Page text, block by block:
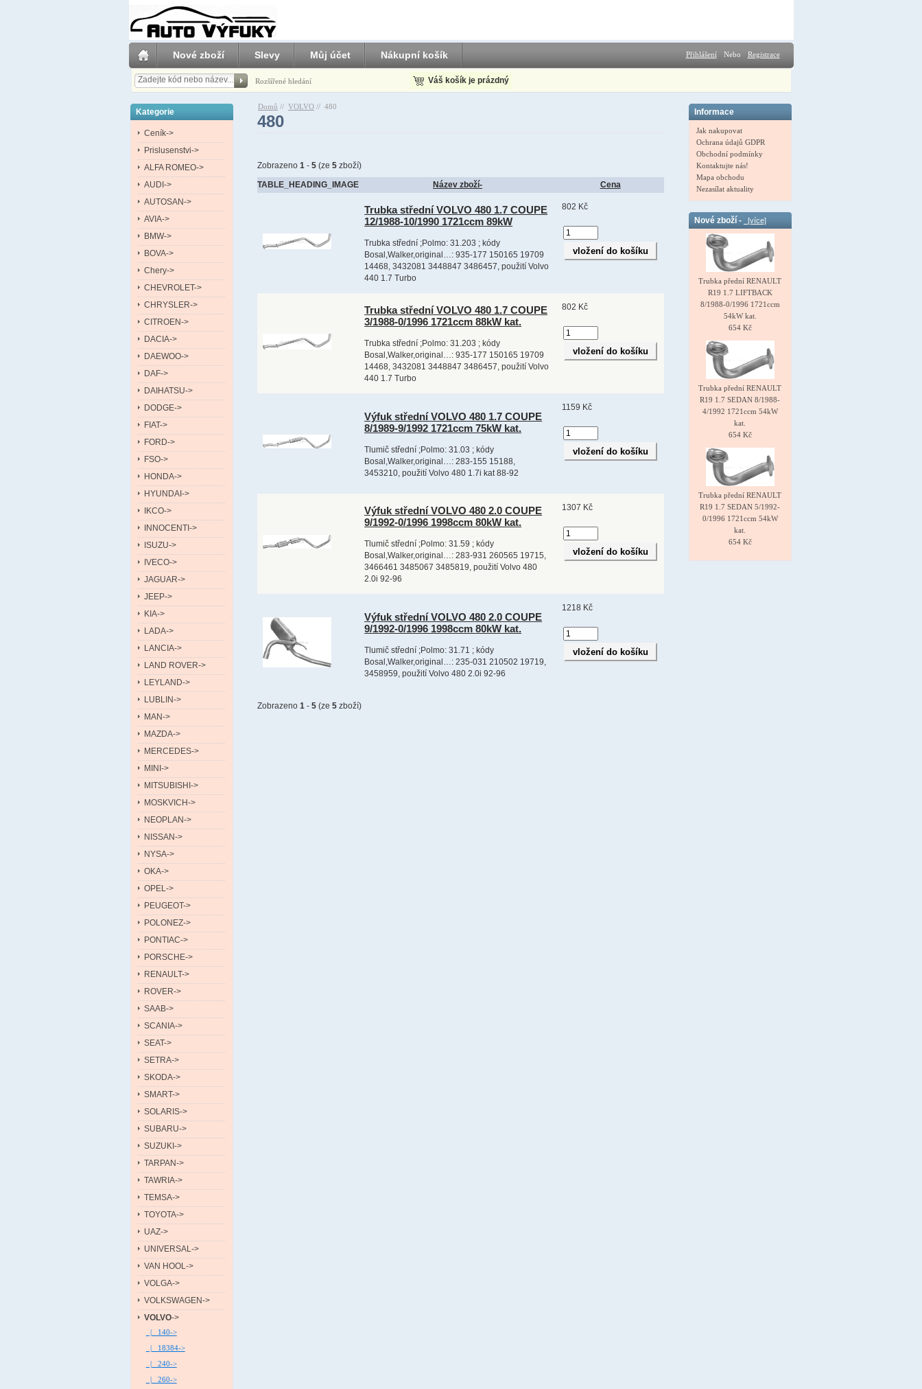
Nové zboží Slevy Můj účet Nákupní košík Přihlášení Nebo Registrace
Rozšířené hledání Váš košík je prázdný
Kategorie
Ceník->
Prislusenstvi->
ALFA ROMEO->
AUDI->
AUTOSAN->
AVIA->
BMW->
BOVA->
Chery->
CHEVROLET->
CHRYSLER->
CITROEN->
DACIA->
DAEWOO->
DAF->
DAIHATSU->
DODGE->
FIAT->
FORD->
FSO->
HONDA->
HYUNDAI->
IKCO->
INNOCENTI->
ISUZU->
IVECO->
JAGUAR->
JEEP->
KIA->
LADA->
LANCIA->
LAND ROVER->
LEYLAND->
LUBLIN->
MAN->
MAZDA->
MERCEDES->
MINI->
MITSUBISHI->
MOSKVICH->
NEOPLAN->
NISSAN->
NYSA->
OKA->
OPEL->
PEUGEOT->
POLONEZ->
PONTIAC->
PORSCHE->
RENAULT->
ROVER->
SAAB->
SCANIA->
SEAT->
SETRA->
SKODA->
SMART->
SOLARIS->
SUBARU->
SUZUKI->
TARPAN->
TAWRIA->
TEMSA->
TOYOTA->
UAZ->
UNIVERSAL->
VAN HOOL->
VOLGA->
VOLKSWAGEN->
VOLVO->
|_ 140->
|_ 18384->
|_ 240->
|_ 260->
Domů // VOLVO // 480
480
Zobrazeno1 -5 (ze5 zboží)
TABLE_HEADING_IMAGE Název zboží- Cena
Trubka střední VOLVO 480 1.7 COUPE
12/1988-10/1990 1721ccm 89kW
Trubka střední ;Polmo: 31.203 ; kódy
Bosal,Walker,original…: 935-177 150165 19709
14468, 3432081 3448847 3486457, použití Volvo
440 1.7 Turbo
802 Kč
Trubka střední VOLVO 480 1.7 COUPE
3/1988-0/1996 1721ccm 88kW kat.
Trubka střední ;Polmo: 31.203 ; kódy
Bosal,Walker,original…: 935-177 150165 19709
14468, 3432081 3448847 3486457, použití Volvo
440 1.7 Turbo
802 Kč
Výfuk střední VOLVO 480 1.7 COUPE
8/1989-9/1992 1721ccm 75kW kat.
Tlumič střední ;Polmo: 31.03 ; kódy
Bosal,Walker,original…: 283-155 15188,
3453210, použití Volvo 480 1.7i kat 88-92
1159 Kč
Výfuk střední VOLVO 480 2.0 COUPE
9/1992-0/1996 1998ccm 80kW kat.
Tlumič střední ;Polmo: 31.59 ; kódy
Bosal,Walker,original…: 283-931 260565 19715,
3466461 3485067 3485819, použití Volvo 480
2.0i 92-96
1307 Kč
Výfuk střední VOLVO 480 2.0 COUPE
9/1992-0/1996 1998ccm 80kW kat.
Tlumič střední ;Polmo: 31.71 ; kódy
Bosal,Walker,original…: 235-031 210502 19719,
3458959, použití Volvo 480 2.0i 92-96
1218 Kč
Zobrazeno1 -5 (ze5 zboží)
Informace
Jak nakupovat
Ochrana údajů GDPR
Obchodní podmínky
Kontaktujte nás!
Mapa obchodu
Nezasílat aktuality
Nové zboží - [více]
Trubka přední RENAULT
R19 1.7 LIFTBACK
8/1988-0/1996 1721ccm
54kW kat.
654 Kč
Trubka přední RENAULT
R19 1.7 SEDAN 8/1988-
4/1992 1721ccm 54kW
kat.
654 Kč
Trubka přední RENAULT
R19 1.7 SEDAN 5/1992-
0/1996 1721ccm 54kW
kat.
654 Kč